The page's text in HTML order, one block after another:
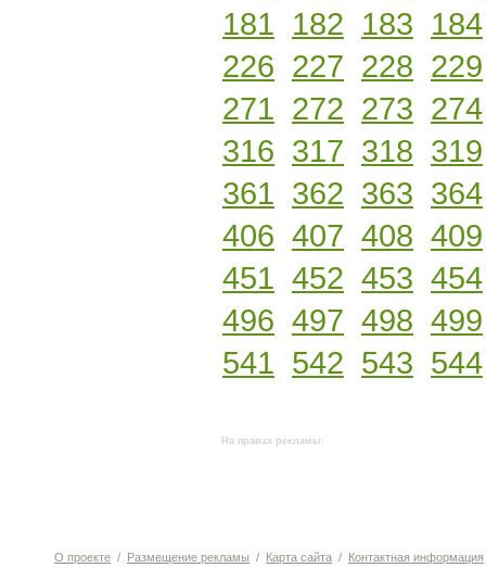
181 182 183 184
226 227 228 229
271 272 273 274
316 317 318 319
361 362 363 364
406 407 408 409
451 452 453 454
496 497 498 499
541 542 543 544
На правах рекламы:
О проекте / Размещение рекламы / Карта сайта / Контактная информация